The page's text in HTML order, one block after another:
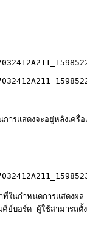
รแสดงจะอยู่หลังเค
นกำหนดการแสดง
บอร์ด ผู้ใช้สามาร